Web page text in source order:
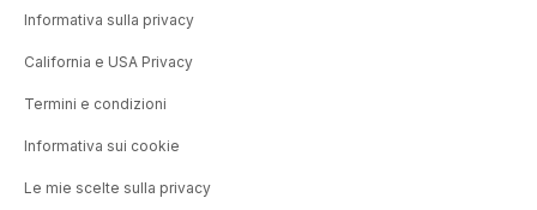
Informativa sulla privacy
California e USA Privacy
Termini e condizioni
Informativa sui cookie
Le mie scelte sulla privacy